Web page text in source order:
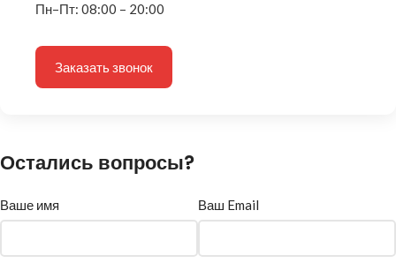
Пн–Пт: 08:00 – 20:00
Заказать звонок
Остались вопросы?
Ваше имя Ваш Email